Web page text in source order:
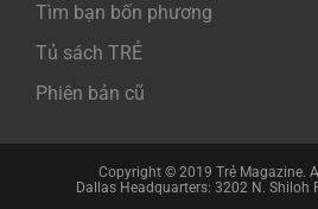
Tìm bạn bốn phương
Tủ sách TRẺ
Phiên bản cũ
Copyright © 2019 Trẻ Magazine.
Dallas Headquarters: 3202 N. Shiloh